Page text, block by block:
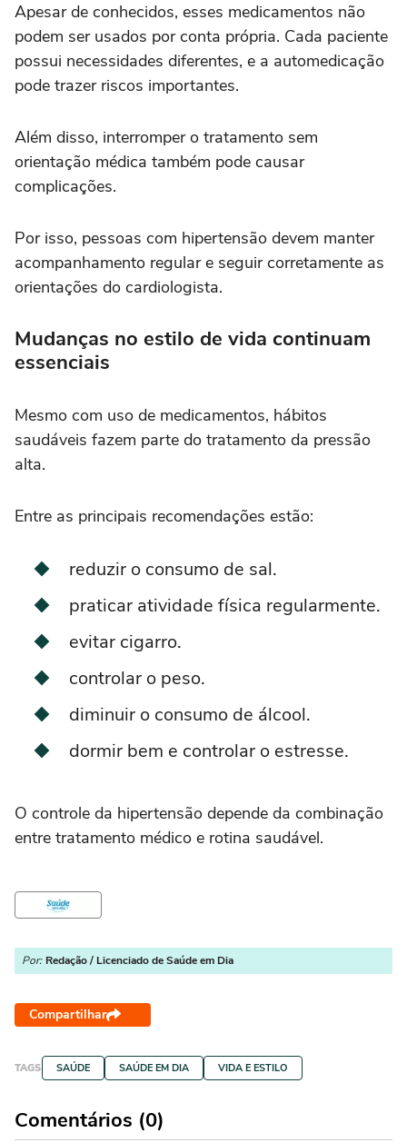
Apesar de conhecidos, esses medicamentos não
podem ser usados por conta própria. Cada paciente
possui necessidades diferentes, e a automedicação
pode trazer riscos importantes.
Além disso, interromper o tratamento sem
orientação médica também pode causar
complicações.
Por isso, pessoas com hipertensão devem manter
acompanhamento regular e seguir corretamente as
orientações do cardiologista.
Mudanças no estilo de vida continuam
essenciais
Mesmo com uso de medicamentos, hábitos
saudáveis fazem parte do tratamento da pressão
alta.
Entre as principais recomendações estão:
reduzir o consumo de sal.
praticar atividade física regularmente.
evitar cigarro.
controlar o peso.
diminuir o consumo de álcool.
dormir bem e controlar o estresse.
O controle da hipertensão depende da combinação
entre tratamento médico e rotina saudável.
Por: Redação / Licenciado de Saúde em Dia
Compartilhar
TAGS SAÚDE SAÚDE EM DIA VIDA E ESTILO
Comentários (0)